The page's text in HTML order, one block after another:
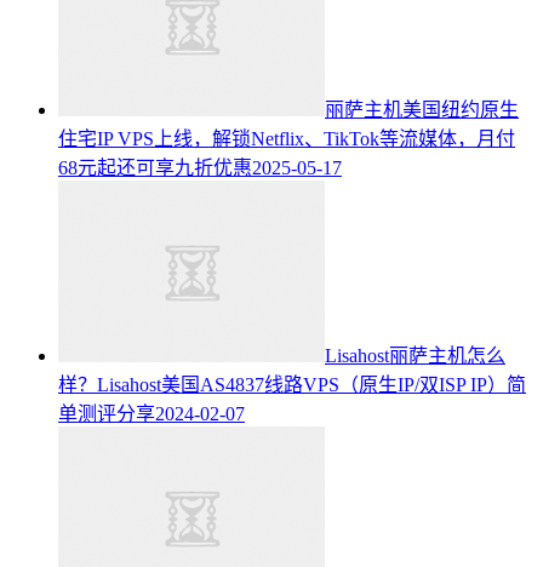
丽萨主机美国纽约原生
住宅IP VPS上线，解锁Netflix、TikTok等流媒体，月付
68元起还可享九折优惠2025-05-17
Lisahost丽萨主机怎么
样？Lisahost美国AS4837线路VPS（原生IP/双ISP IP）简
单测评分享2024-02-07